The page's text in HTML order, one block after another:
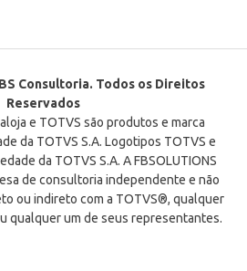
Consultoria. Todos os Direitos
Reservados
e TOTVS são produtos e marca
da TOTVS S.A. Logotipos TOTVS e
da TOTVS S.A. A FBSOLUTIONS
de consultoria independente e não
ou indireto com a TOTVS®, qualquer
qualquer um de seus representantes.